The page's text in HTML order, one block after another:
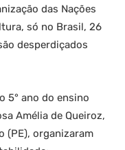
das Nações
só no Brasil, 26
desperdiçados
5° ano do ensino
Amélia de Queiroz,
(PE), organizaram